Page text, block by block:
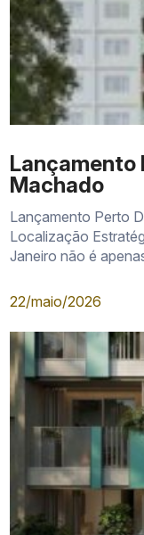
Skypool
Gourmet Lounge
Terraço
Sauna
Academia
Pet Care
Lavanderia
Bag Keeper
Lançamento
Machado
Lançamento Perto
Localização
Janeiro não é
22/maio/2026